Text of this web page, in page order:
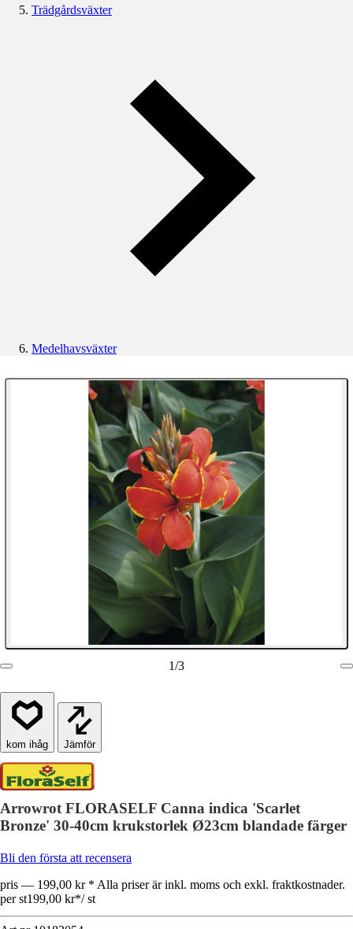
Trädgårdsväxter
Medelhavsväxter
1/3
Jämför
Arrowrot FLORASELF Canna indica 'Scarlet
Bronze' 30-40cm krukstorlek Ø23cm blandade färger
Bli den första att recensera
pris — 199,00 kr * Alla priser är inkl. moms och exkl. fraktkostnader.
per st199,00 kr*/ st